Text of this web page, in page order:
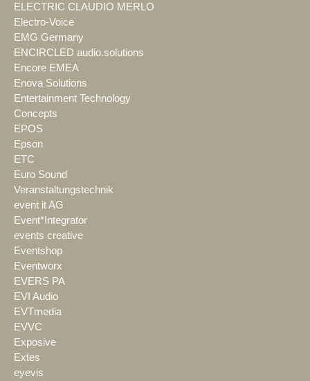
ELECTRIC CLAUDIO MERLO
Electro-Voice
EMG Germany
ENCIRCLED audio.solutions
Encore EMEA
Enova Solutions
Entertainment Technology
Concepts
EPOS
Epson
ETC
Euro Sound
Veranstaltungstechnik
event it AG
Event*Integrator
events creative
Eventshop
Eventworx
EVERS PA
EVI Audio
EVTmedia
EVVC
Exposive
Extes
eyevis